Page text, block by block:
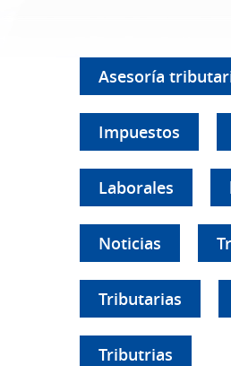
Asesoría
Impuestos
Laborales
Noticias
Tributarias
Tributrias